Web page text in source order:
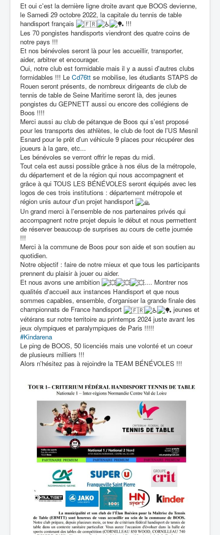
Evènements
Archives
Et oui c'est la dernière ligne droite avant que BOOS devienne,
le Samedi 29 octobre 2022, la capitale du tennis de table
handisport français
!!!
Les 70 pongistes handisports viendront des quatre coins de
notre pays !!!
Et nos bénévoles seront là pour les accueillir, transporter,
aider, arbitrer et encourager.
Oui, notre club est formidable mais il y a aussi d'autres clubs
formidables !!! Le Cd76tt se mobilise, les étudiants STAPS de
Rouen seront présents, de nombreux dirigeants de club de
tennis de table de Seine Maritime seront là, des jeunes
pongistes du GEPNETT aussi ou encore des collégiens de
Boos !!!!
Merci aussi au club de pétanque de Boos qui s'est proposé
pour les transports des athlètes, le club de foot de l'US Mesnil
Esnard pour le prêt d'un véhicule 9 places pour récupérer des
joueurs à la gare, etc...
Les bénévoles se verront offrir le repas du midi.
Tout cela est aussi possible grâce à nos élus de la métropole,
du département et de la région qui nous accompagnent et
grâce à qui TOUS LES BÉNÉVOLES seront équipés avec les
logos de ces trois institutions : département métropole et
région unis autour d'un projet handisport
Un grand merci à l'ensemble de nos partenaires privés qui
accompagnent notre projet depuis le début et nous permettent
de réserver beaucoup de surprises au cours de cette journée
!!!
Merci à la commune de Boos pour son aide et son soutien au
quotidien.
Notre objectif : faire de notre mieux et que tous les participants
prennent du plaisir à jouer ou aider.
Et nous avons une ambition
.... Montrer nos
qualités d'accueil aux instances Handisport et que nous
sommes capables, ensemble, d'organiser la grande finale des
championnats de France handisport
jeunes et
vétérans sur notre territoire au printemps 2024 juste avant les
jeux olympiques et paralympiques de Paris !!!!!
#Kindarena
Le ping de BOOS, 50 licenciés mais une volonté et un coeur
de plusieurs milliers !!!
Alors n'hésitez pas à rejoindre la TEAM BÉNÉVOLES !!!